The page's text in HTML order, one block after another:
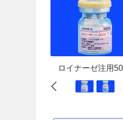
ロイナーゼ注用